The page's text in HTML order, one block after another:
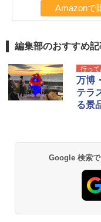
Amazonで
編集部のおすすめ記
行って
万博
テラ
る景
Google 検索